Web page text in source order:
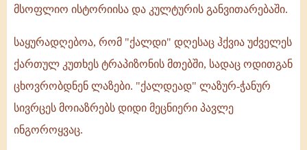
მსოფლიო ისტორიისა და კულტურის განვითარებაში.
საყურადღებოა, რომ "ქალდი" დღესაც ჰქვია უძველეს
ქართულ კუთხეს ტრაპიზონის მთებში, სადაც ოდითგან
ცხოვრობდნენ ლაზები. "ქალდეად" ლაზურ-ჭანურ
სივრცეს მოიაზრებს დიდი მეცნიერი პავლე
ინგოროყვაც.